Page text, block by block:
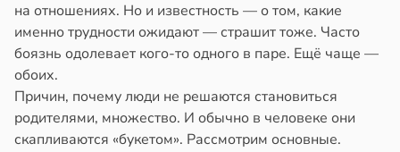
в13:38
на отношениях. Но и известность — о том, какие
именно трудности ожидают — страшит тоже. Часто
боязнь одолевает кого-то одного в паре. Ещё чаще —
обоих.
Причин, почему люди не решаются становиться
родителями, множество. И обычно в человеке они
скапливаются «букетом». Рассмотрим основные.